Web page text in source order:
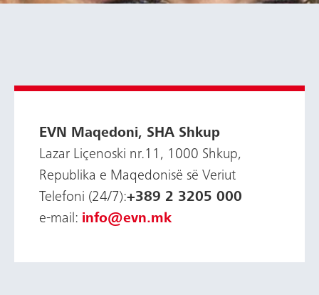
EVN Maqedoni, SHA Shkup
Lazar Liçenoski nr.11, 1000 Shkup,
Republika e Maqedonisë së Veriut
Telefoni (24/7):+389 2 3205 000
е-mail: info@evn.mk